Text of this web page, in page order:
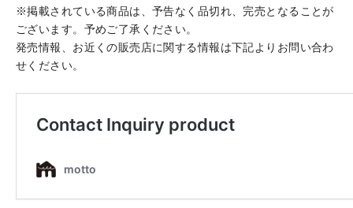
※掲載されている商品は、予告なく品切れ、完売となることが
ございます。予めご了承ください。
発売情報、お近くの販売店に関する情報は下記よりお問い合わ
せください。